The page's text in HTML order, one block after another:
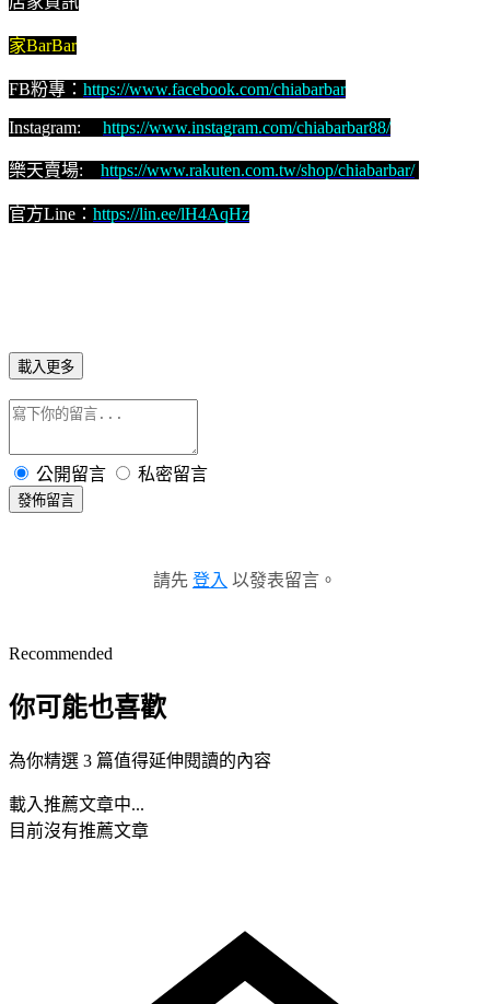
家BarBar
FB粉專： https://www.facebook.com/chiabarbar
Instagram: https://www.instagram.com/chiabarbar88/
樂天賣場: https://www.rakuten.com.tw/shop/chiabarbar/
官方Line： https://lin.ee/lH4AqHz
載入更多
公開留言 私密留言
發佈留言
請先 登入 以發表留言。
Recommended
你可能也喜歡
為你精選 3 篇值得延伸閱讀的內容
載入推薦文章中...
目前沒有推薦文章